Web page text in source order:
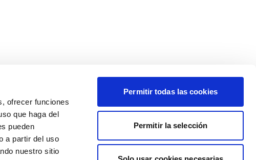
ofrecer funciones
que haga del
pueden
a partir del uso
nuestro sitio
Permitir todas las cookies
Permitir la selección